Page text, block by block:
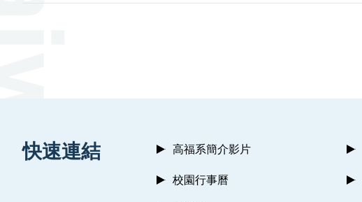
快速連結 高福系簡介影片
校園行事曆